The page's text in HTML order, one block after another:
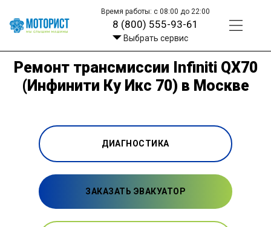
Время работы: с 08:00 до 22:00
8 (800) 555-93-61
Выбрать сервис
Ремонт трансмиссии Infiniti QX70
(Инфинити Ку Икс 70) в Москве
ДИАГНОСТИКА
ЗАКАЗАТЬ ЭВАКУАТОР